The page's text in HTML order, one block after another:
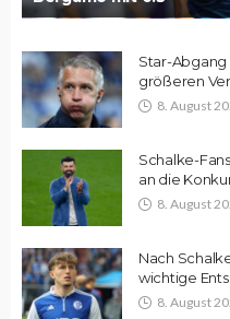
Star-Abgang
größeren
8. August
Schalke-
an die
8. August
Nach
wichtige
8. August